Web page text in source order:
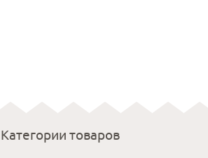
Категории товаров